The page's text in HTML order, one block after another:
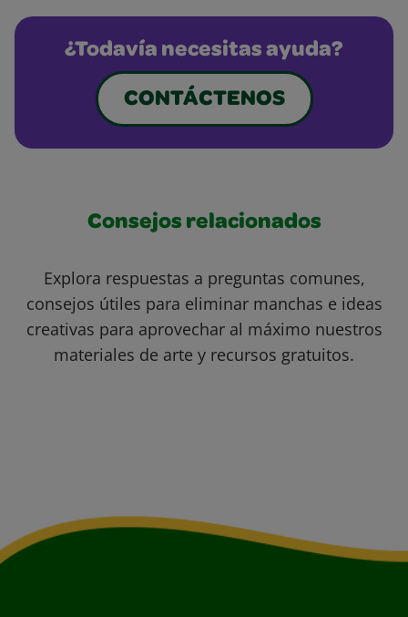
¿Todavía necesitas ayuda?
CONTÁCTENOS
Consejos relacionados
Explora respuestas a preguntas comunes,
consejos útiles para eliminar manchas e ideas
creativas para aprovechar al máximo nuestros
materiales de arte y recursos gratuitos.